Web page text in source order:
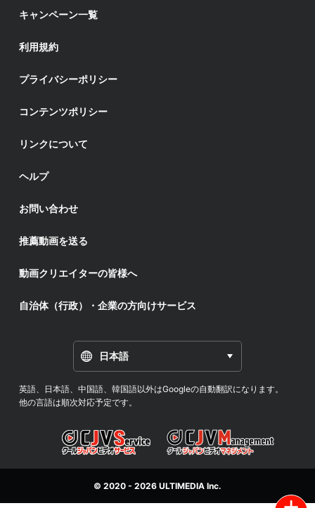
キャンペーン一覧
利用規約
プライバシーポリシー
コンテンツポリシー
リンクについて
ヘルプ
お問い合わせ
推薦動画を送る
動画クリエイターの皆様へ
自治体（行政）・企業の方向けサービス
日本語
英語、日本語、中国語、韓国語以外はGoogleの自動翻訳になります。
他の言語は順次対応予定です。
© 2020 - 2026 ULTIMEDIA Inc.